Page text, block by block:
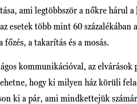
ami legtöbbször a nőkre hárul a
esetek több mint 60
a takarítás és a mosás.
kommunikációval, az elvárások
hogy ki milyen ház körüli
ki a pár, ami mindkettejük